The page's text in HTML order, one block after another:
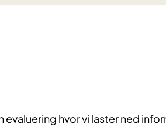
hvor vi laster ned